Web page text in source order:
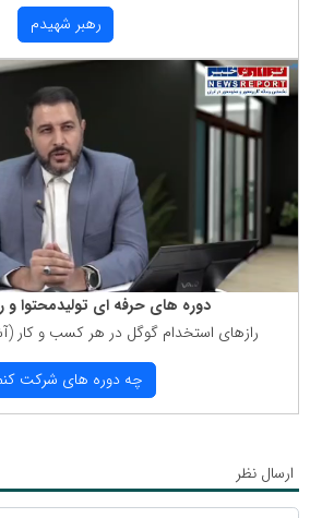
رهبر شهیدم
دوره های حرفه ای تولیدمحتوا و
رازهای استخدام گوگل در هر كسب و كار
چه دوره های شركت
ارسال نظر